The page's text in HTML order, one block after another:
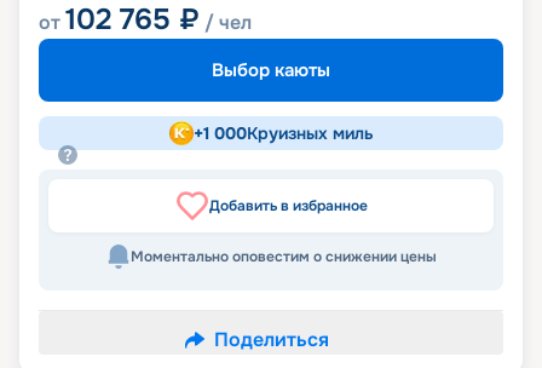
от102 765 ₽ / чел
Выбор каюты
+1 000Круизных миль
Добавить в избранное
Моментально оповестим о снижении цены
Поделиться